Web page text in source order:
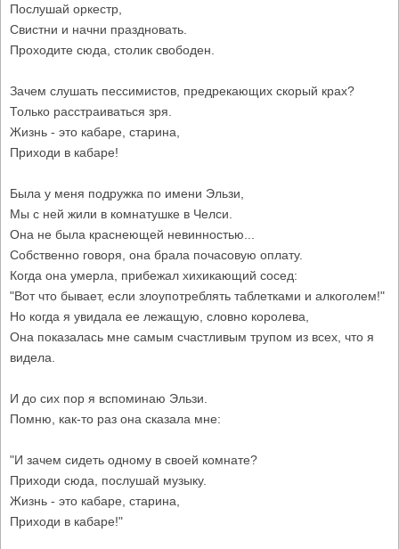
Послушай оркестр,
Свистни и начни праздновать.
Проходите сюда, столик свободен.
Зачем слушать пессимистов, предрекающих скорый крах?
Только расстраиваться зря.
Жизнь - это кабаре, старина,
Приходи в кабаре!
Была у меня подружка по имени Эльзи,
Мы с ней жили в комнатушке в Челси.
Она не была краснеющей невинностью...
Собственно говоря, она брала почасовую оплату.
Когда она умерла, прибежал хихикающий сосед:
"Вот что бывает, если злоупотреблять таблетками и алкоголем!"
Но когда я увидала ее лежащую, словно королева,
Она показалась мне самым счастливым трупом из всех, что я
видела.
И до сих пор я вспоминаю Эльзи.
Помню, как-то раз она сказала мне:
"И зачем сидеть одному в своей комнате?
Приходи сюда, послушай музыку.
Жизнь - это кабаре, старина,
Приходи в кабаре!"